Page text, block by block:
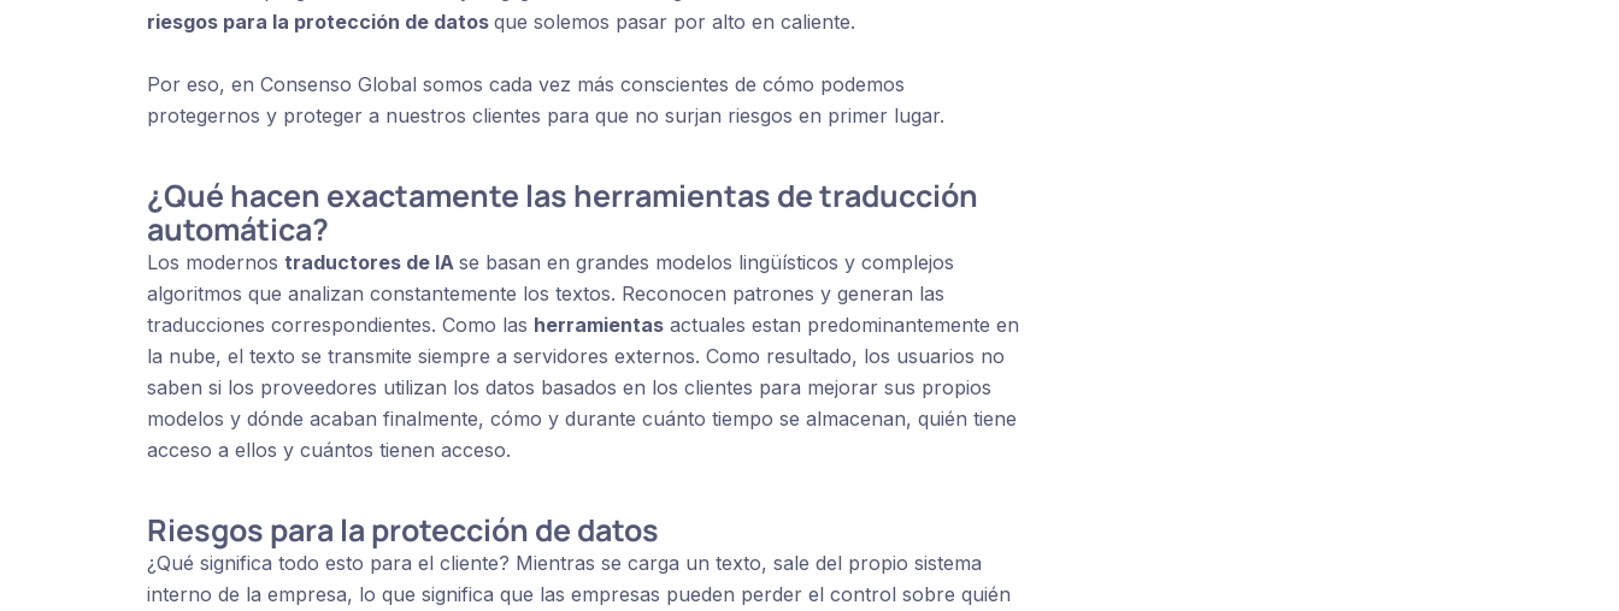
riesgos para la protección de datos que solemos pasar por alto en caliente.
Por eso, en Consenso Global somos cada vez más conscientes de cómo podemos
protegernos y proteger a nuestros clientes para que no surjan riesgos en primer lugar.
¿Qué hacen exactamente las herramientas de traducción
automática?
Los modernos traductores de IA se basan en grandes modelos lingüísticos y complejos
algoritmos que analizan constantemente los textos. Reconocen patrones y generan las
traducciones correspondientes. Como las herramientas actuales estan predominantemente en
la nube, el texto se transmite siempre a servidores externos. Como resultado, los usuarios no
saben si los proveedores utilizan los datos basados en los clientes para mejorar sus propios
modelos y dónde acaban finalmente, cómo y durante cuánto tiempo se almacenan, quién tiene
acceso a ellos y cuántos tienen acceso.
Riesgos para la protección de datos
¿Qué significa todo esto para el cliente? Mientras se carga un texto, sale del propio sistema
interno de la empresa, lo que significa que las empresas pueden perder el control sobre quién